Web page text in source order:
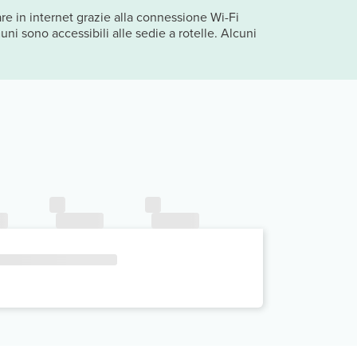
in internet grazie alla connessione Wi-Fi
sono accessibili alle sedie a rotelle. Alcuni